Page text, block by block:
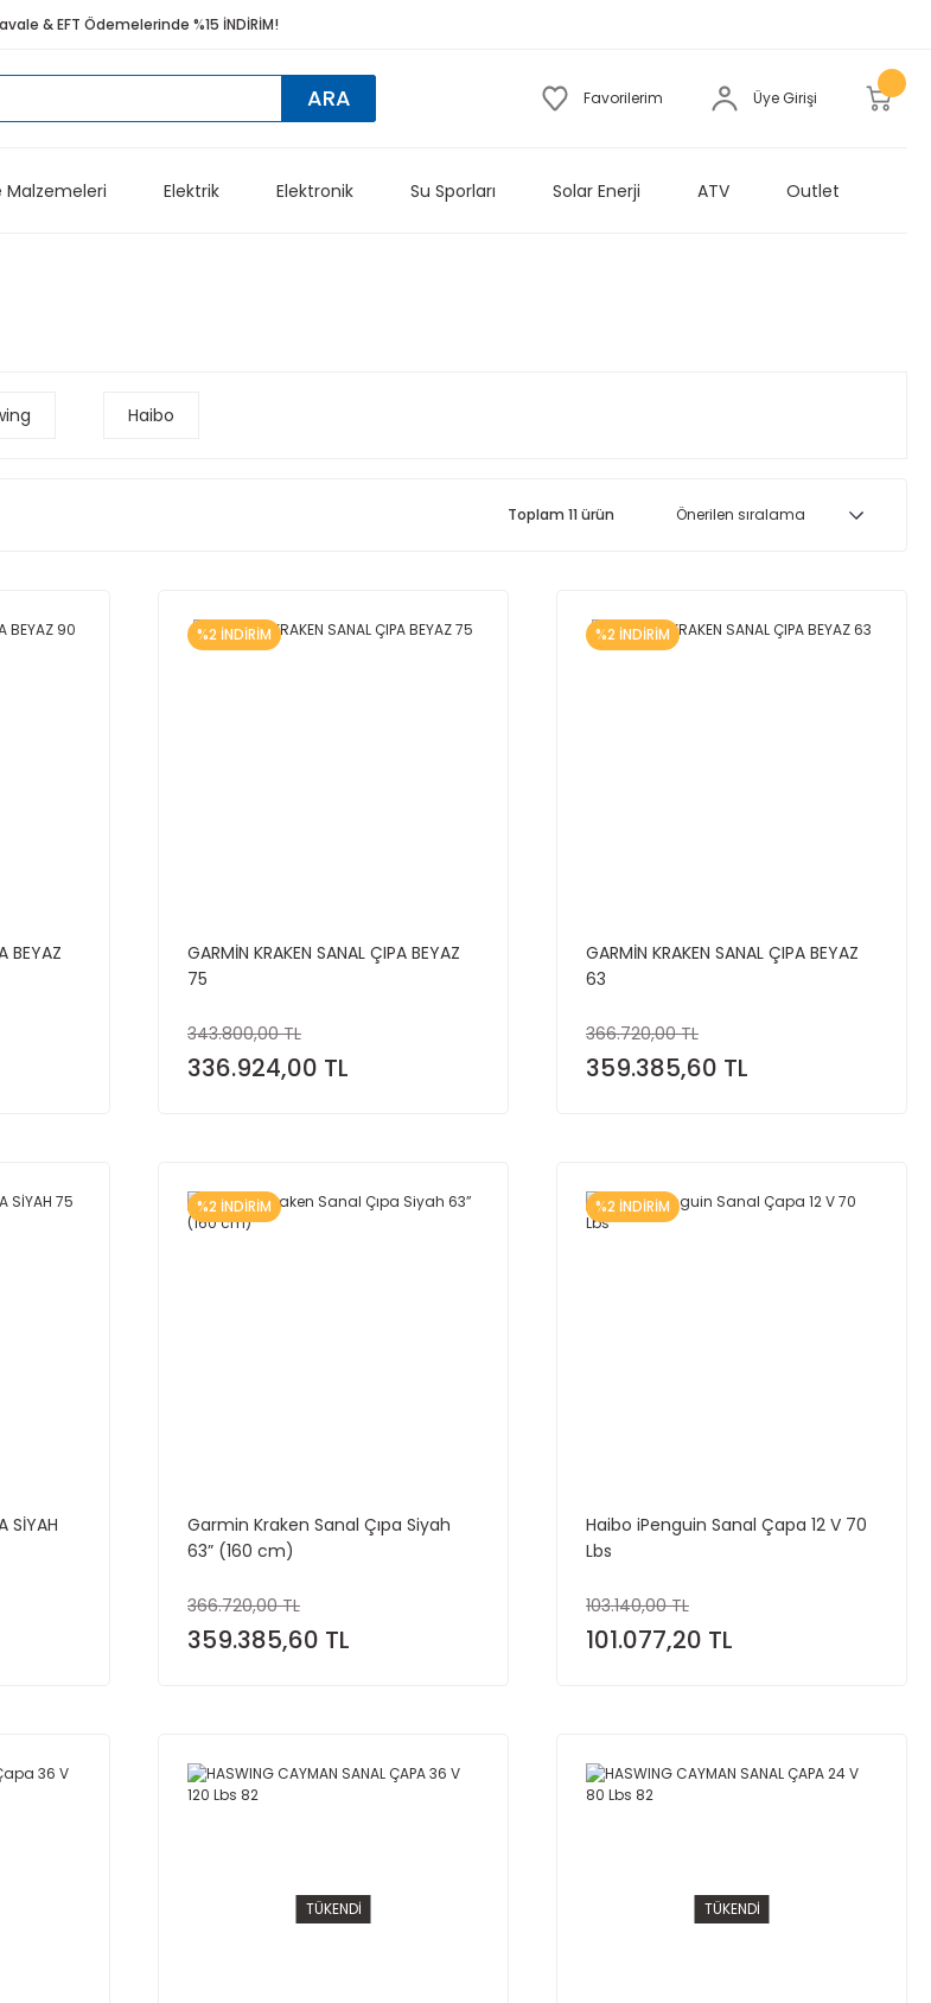
& EFT Ödemelerinde %15 İNDİRİM!
ARA Favorilerim Üye Girişi
Malzemeleri Elektrik Elektronik Su Sporları Solar Enerji ATV Outlet
Haibo
Toplam 11 ürün
BEYAZ
%2 İNDİRİM
GARMİN KRAKEN SANAL ÇIPA BEYAZ
75
343.800,00 TL
336.924,00 TL
%2 İNDİRİM
GARMİN KRAKEN SANAL ÇIPA BEYAZ
63
366.720,00 TL
359.385,60 TL
SİYAH
%2 İNDİRİM
Garmin Kraken Sanal Çıpa Siyah
63” (160 cm)
366.720,00 TL
359.385,60 TL
%2 İNDİRİM
Haibo iPenguin Sanal Çapa 12 V 70
Lbs
103.140,00 TL
101.077,20 TL
TÜKENDİ TÜKENDİ